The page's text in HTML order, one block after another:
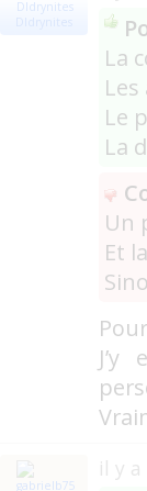
Dldrynites
La
Le
La
Un
Et
il y a